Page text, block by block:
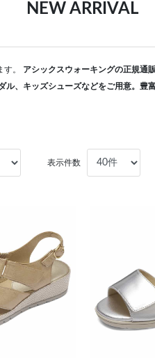
NEW ARRIVAL
す。 アシックスウォーキングの正規通
、キッズシューズなどをご用意。豊
表示件数